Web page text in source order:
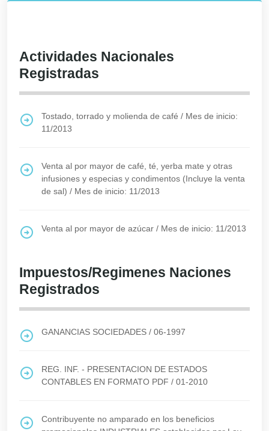
Actividades Nacionales
Registradas
Tostado, torrado y molienda de café / Mes de inicio:
11/2013
Venta al por mayor de café, té, yerba mate y otras
infusiones y especias y condimentos (Incluye la venta
de sal) / Mes de inicio: 11/2013
Venta al por mayor de azúcar / Mes de inicio: 11/2013
Impuestos/Regimenes Naciones
Registrados
GANANCIAS SOCIEDADES / 06-1997
REG. INF. - PRESENTACION DE ESTADOS
CONTABLES EN FORMATO PDF / 01-2010
Contribuyente no amparado en los beneficios